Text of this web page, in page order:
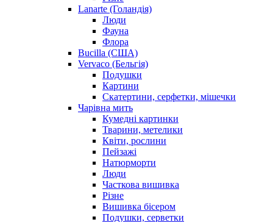
Lanarte (Голандія)
Люди
Фауна
Флора
Bucilla (США)
Vervaco (Бельгія)
Подушки
Картини
Скатертини, серфетки, мішечки
Чарiвна мить
Кумедні картинки
Тварини, метелики
Квіти, рослини
Пейзажі
Натюрморти
Люди
Часткова вишивка
Різне
Вишивка бісером
Подушки, серветки